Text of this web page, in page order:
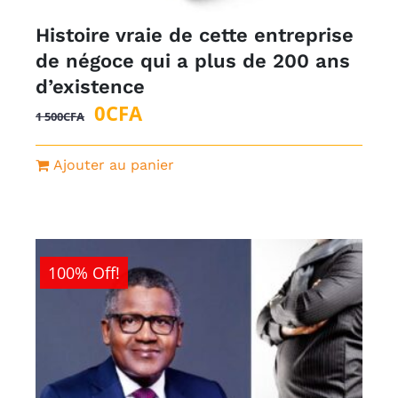
Histoire vraie de cette entreprise
de négoce qui a plus de 200 ans
d’existence
1 500CFA
Le
prix
initial
500CFA.
0CFALe
prix
actuel
Ajouter au panier
100% Off!